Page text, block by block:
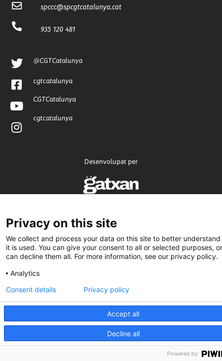
spccc@spcgtcatalunya.cat
935 120 481
@CGTCatalunya
cgtcatalunya
CGTCatalunya
cgtcatalunya
Desenvolupat per
Privacy on this site
We collect and process your data on this site to better understand
it is used. You can give your consent to all or selected purposes,
can decline them all. For more information, see our privacy policy.
Analytics
Accept all
Decline all
Consent details Privacy policy
Powered by